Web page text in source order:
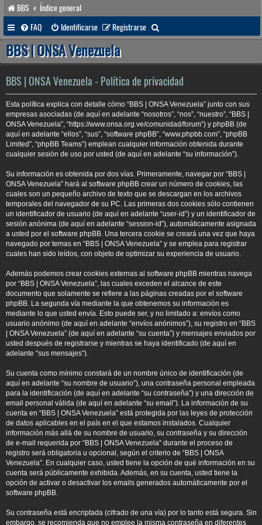
BBS
Índice general
FAQ
Identificarse Registrarse
u
a
r
BBS | ONSA Venezuela
BBS | ONSA Venezuela - Política de privacidad
Esta política explica con detalle cómo “BBS | ONSA Venezuela” junto con sus
empresas asociadas (de aquí en adelante “nosotros”, “nos”, “nuestro”, “BBS |
ONSA Venezuela”, “https://www.onsa.org.ve/comunidad/forum”) y phpBB (de
aquí en adelante “ellos”, “sus”, “software phpBB”, “www.phpbb.com”, “phpBB
Limited”, “phpBB Teams”) emplean cualquier información obtenida durante
cualquier sesión de uso por usted (de aquí en adelante “su información”).
Su información es obtenida por dos vías. Primeramente, navegar por “BBS |
ONSA Venezuela” hará al software phpBB crear un número de cookies, las
cuales son un pequeño archivo de texto que se descargan en los archivos
temporales del navegador de su PC. Las primeras dos cookies sólo contienen
un identificador de usuario (de aquí en adelante “user-id”) y un identificador de
sesión anónima (de aquí en adelante “session-id”), automáticamente asignada
a usted por el software phpBB. Una tercera cookie se creará una vez que haya
navegado por temas en “BBS | ONSA Venezuela” y se emplea para registrar
cuales han sido leídos, con objeto de optimizar su experiencia de usuario.
Además podemos crear cookies externas al software phpBB mientras navega
por “BBS | ONSA Venezuela”, las cuales exceden el alcance de este
documento que solamente se refiere a las páginas creadas por el software
phpBB. La segunda vía mediante la que obtenemos su información es
mediante lo que usted envía. Esto puede ser, y no limitado a: envíos como
usuario anónimo (de aquí en adelante “envíos anónimos”), su registro en “BBS
| ONSA Venezuela” (de aquí en adelante “su cuenta”) y mensajes enviados por
usted después de registrarse y mientras se haya identificado (de aquí en
adelante “sus mensajes”).
Su cuenta como mínimo constará de un nombre único de identificación (de
aquí en adelante “su nombre de usuario”), una contraseña personal empleada
para la identificación (de aquí en adelante “su contraseña”) y una dirección de
email personal válida (de aquí en adelante “su email”). La información de su
cuenta en “BBS | ONSA Venezuela” está protegida por las leyes de protección
de datos aplicables en el país en el que estamos instalados. Cualquier
información más allá de su nombre de usuario, su contraseña y su dirección
de e-mail requerida por “BBS | ONSA Venezuela” durante el proceso de
registro será obligatoria u opcional, según el criterio de “BBS | ONSA
Venezuela”. En cualquier caso, usted tiene la opción de qué información en su
cuenta será públicamente exhibida. Además, en su cuenta, usted tiene la
opción de activar o desactivar los emails generados automáticamente por el
software phpBB.
Su contraseña está encriptada (cifrado de una vía) por lo tanto está segura. Sin
embargo, se recomienda que no emplee la misma contraseña en diferentes